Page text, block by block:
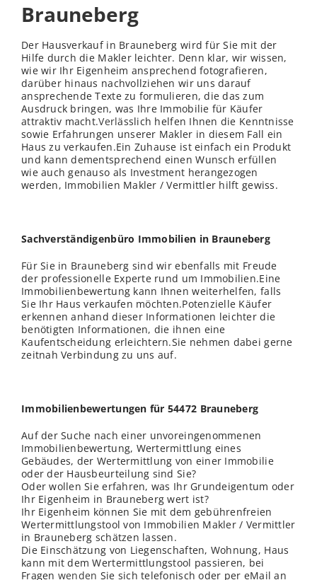
Brauneberg
Der Hausverkauf in Brauneberg wird für Sie mit der
Hilfe durch die Makler leichter. Denn klar, wir wissen,
wie wir Ihr Eigenheim ansprechend fotografieren,
darüber hinaus nachvollziehen wir uns darauf
ansprechende Texte zu formulieren, die das zum
Ausdruck bringen, was Ihre Immobilie für Käufer
attraktiv macht.Verlässlich helfen Ihnen die Kenntnisse
sowie Erfahrungen unserer Makler in diesem Fall ein
Haus zu verkaufen.Ein Zuhause ist einfach ein Produkt
und kann dementsprechend einen Wunsch erfüllen
wie auch genauso als Investment herangezogen
werden, Immobilien Makler / Vermittler hilft gewiss.
Sachverständigenbüro Immobilien in Brauneberg
Für Sie in Brauneberg sind wir ebenfalls mit Freude
der professionelle Experte rund um Immobilien.Eine
Immobilienbewertung kann Ihnen weiterhelfen, falls
Sie Ihr Haus verkaufen möchten.Potenzielle Käufer
erkennen anhand dieser Informationen leichter die
benötigten Informationen, die ihnen eine
Kaufentscheidung erleichtern.Sie nehmen dabei gerne
zeitnah Verbindung zu uns auf.
Immobilienbewertungen für 54472 Brauneberg
Auf der Suche nach einer unvoreingenommenen
Immobilienbewertung, Wertermittlung eines
Gebäudes, der Wertermittlung von einer Immobilie
oder der Hausbeurteilung sind Sie?
Oder wollen Sie erfahren, was Ihr Grundeigentum oder
Ihr Eigenheim in Brauneberg wert ist?
Ihr Eigenheim können Sie mit dem gebührenfreien
Wertermittlungstool von Immobilien Makler / Vermittler
in Brauneberg schätzen lassen.
Die Einschätzung von Liegenschaften, Wohnung, Haus
kann mit dem Wertermittlungstool passieren, bei
Fragen wenden Sie sich telefonisch oder per eMail an